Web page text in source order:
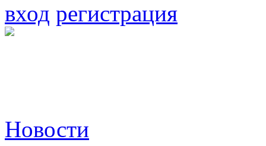
вход регистрация
Новости